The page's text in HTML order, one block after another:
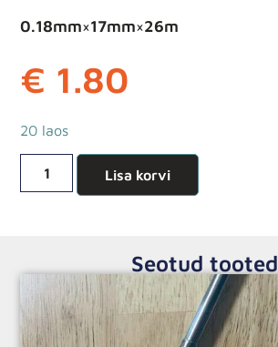
0.18mm×17mm×26m
€ 1.80
20 laos
Lisa korvi
Seotud tooted